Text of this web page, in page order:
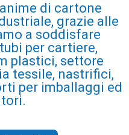
di cartone
grazie alle
a soddisfare
per cartiere,
plastici, settore
tessile, nastrifici,
per imballaggi ed